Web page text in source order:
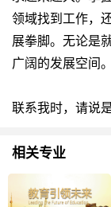
领域找到工作，
展拳脚。无论是
广阔的发展空间。
联系我时，请说
相关专业